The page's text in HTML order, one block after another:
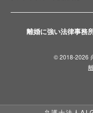
離婚に強い法律事務
© 2018-2026